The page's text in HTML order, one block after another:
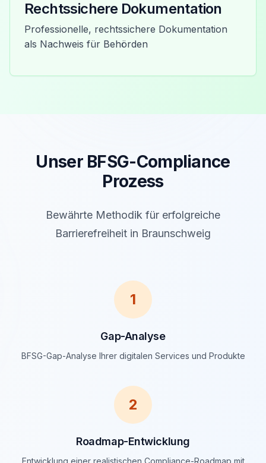
Rechtssichere Dokumentation
Professionelle, rechtssichere Dokumentation
als Nachweis für Behörden
Unser BFSG-Compliance
Prozess
Bewährte Methodik für erfolgreiche
Barrierefreiheit in Braunschweig
1
Gap-Analyse
BFSG-Gap-Analyse Ihrer digitalen Services und Produkte
2
Roadmap-Entwicklung
Entwicklung einer realistischen Compliance-Roadmap mit